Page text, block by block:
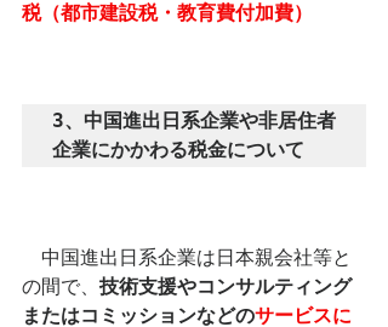
税（都市建設税・教育費付加費）
3、中国進出日系企業や非居住者
企業にかかわる税金について
中国進出日系企業は日本親会社等と
の間で、 技術支援やコンサルティング
またはコミッションなどのサービスに